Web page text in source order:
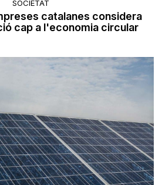
SOCIETAT
catalanes considera
cap a l'economia circular